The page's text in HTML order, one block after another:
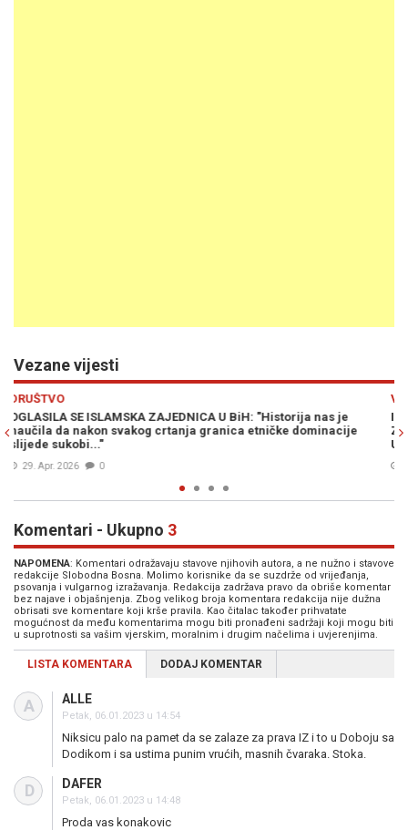
Vezane vijesti
VIJESTI
ISLAMSKA ZAJEDNICA POKREĆE INICIJATIVU ZA SEKULARNU
Zlatko Lagumdžija otkriva diplomatsku ofanzivu od Brisela do
UN-a, a pazite šta je poručio Draganu Čoviću (VIDEO)
18. Mar. 2026
Previous
Komentari - Ukupno 3
NAPOMENA: Komentari odražavaju stavove njihovih autora, a ne nužno i stavove
redakcije Slobodna Bosna. Molimo korisnike da se suzdrže od vrijeđanja,
psovanja i vulgarnog izražavanja. Redakcija zadržava pravo da obriše komentar
bez najave i objašnjenja. Zbog velikog broja komentara redakcija nije dužna
obrisati sve komentare koji krše pravila. Kao čitalac također prihvatate
mogućnost da među komentarima mogu biti pronađeni sadržaji koji mogu biti
u suprotnosti sa vašim vjerskim, moralnim i drugim načelima i uvjerenjima.
LISTA KOMENTARA DODAJ KOMENTAR
A ALLE
Petak, 06.01.2023 u 14:54
Niksicu palo na pamet da se zalaze za prava IZ i to u Doboju sa
Dodikom i sa ustima punim vrućih, masnih čvaraka. Stoka.
D DAFER
Petak, 06.01.2023 u 14:48
Proda vas konakovic